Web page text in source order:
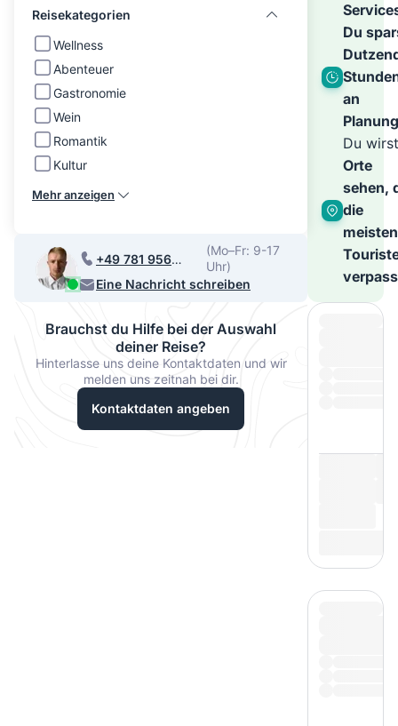
Reisekategorien
Wellness
Abenteuer
Gastronomie
Wein
Romantik
Kultur
Mehr anzeigen
+49 781 956
33067
(Mo–Fr: 9-17
Uhr)
Eine Nachricht schreiben
Brauchst du Hilfe bei der Auswahl
deiner Reise?
Hinterlasse uns deine Kontaktdaten und wir
melden uns zeitnah bei dir.
Kontaktdaten angeben
den
Rest
wir
Du
an
Du wirst
Orte
sehen,
die
meisten